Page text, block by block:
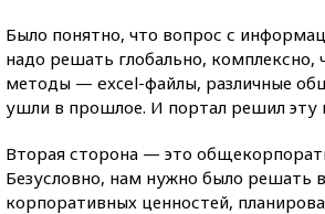
Было понятно, что вопрос с
надо решать глобально, комплексно,
методы — excel-файлы, различные
ушли в прошлое. И портал решил эту
Вторая сторона — это
Безусловно, нам нужно было решать
корпоративных ценностей,